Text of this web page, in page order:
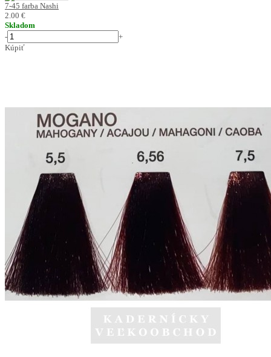
7-45 farba Nashi
2.00 €
Skladom
-
+
Kúpiť